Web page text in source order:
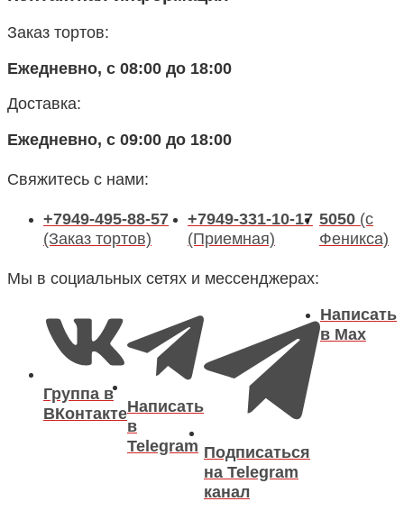
Заказ тортов:
Ежедневно, с 08:00 до 18:00
Доставка:
Ежедневно, с 09:00 до 18:00
Свяжитесь с нами:
+7949-495-88-57
(Заказ тортов)
+7949-331-10-17
(Приемная)
5050 (с
Феникса)
Мы в социальных сетях и мессенджерах:
Группа в
ВКонтактеНаписать
в
Telegram Подписаться
на Telegram
канал
Написать
в Max